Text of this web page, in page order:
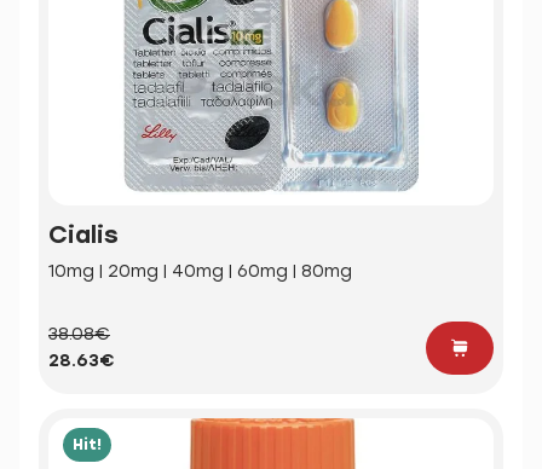
Cialis
10mg | 20mg | 40mg | 60mg | 80mg
38.08€
28.63€
Hit!